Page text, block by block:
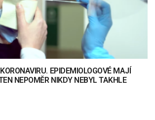
EPIDEMIOLOGOVÉ MAJÍ
NEPOMĚR NIKDY NEBYL TAKHLE